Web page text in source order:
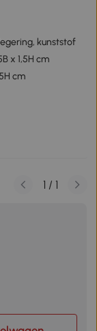
kunststof
x 1,5H cm
cm
1 / 1